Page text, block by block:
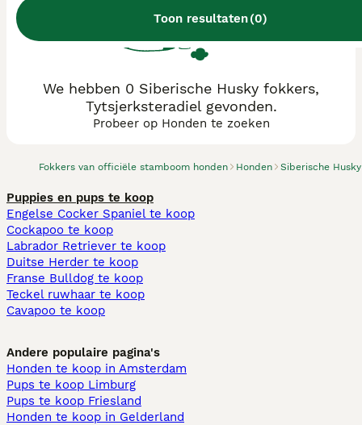
Toon resultaten(0)
Fokkers van officiële stamboom honden Honden Siberische Husky
We hebben 0 Siberische Husky fokkers,
Tytsjerksteradiel gevonden.
Probeer op Honden te zoeken
Puppies en pups te koop
Engelse Cocker Spaniel te koop
Cockapoo te koop
Labrador Retriever te koop
Duitse Herder te koop
Franse Bulldog te koop
Teckel ruwhaar te koop
Cavapoo te koop
Andere populaire pagina's
Honden te koop in Amsterdam
Pups te koop Limburg​
Pups te koop Friesland​
Honden te koop in Gelderland